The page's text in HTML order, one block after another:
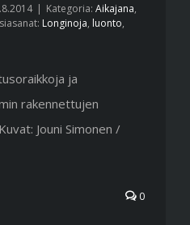
| Kategoria: Aikajana,
Longinoja, luonto,
ja
rakennettujen
Jouni Simonen /
0